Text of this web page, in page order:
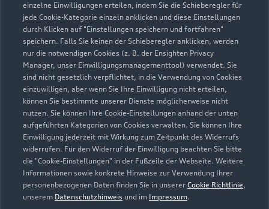
einzelne Einwilligungen erteilen, indem Sie die Schieberegler für
jede Cookie-Kategorie einzeln anklicken und diese Einstellungen
durch Klicken auf "Einstellungen speichern und fortfahren"
speichern. Falls Sie keinen der Schieberegler anklicken, werden
nur die notwendigen Cookies (z. B. der Ensighten Privacy
Manager, unser Einwilligungsmanagementtool) verwendet. Sie
sind nicht gesetzlich verpflichtet, in die Verwendung von Cookies
einzuwilligen, aber wenn Sie Ihre Einwilligung nicht erteilen,
können Sie bestimmte unserer Dienste möglicherweise nicht
nutzen. Sie können Ihre Cookie-Einstellungen anhand der unten
aufgeführten Kategorien von Cookies verwalten. Sie können Ihre
Einwilligung jederzeit mit Wirkung zum Zeitpunkt des Widerrufs
widerrufen. Für den Widerruf der Einwilligung beachten Sie bitte
die "Cookie-Einstellungen" in der Fußzeile der Webseite. Weitere
Informationen sowie konkrete Hinweise zur Verwendung Ihrer
personenbezogenen Daten finden Sie in unserer Cookie Richtlinie,
unserem Datenschutzhinweis und im Impressum.
Modelle
Alle Modelle
Modelle vergleichen
Elektromodelle
Plug-in-Hybride
Kaufen & leasen
Neuwagensuche
Gebrauchtwagen
Geschäftskunden
Service & Zubehör
Saisonale Angebote
Audi Services
Garantie
Audi digital services
Support
Kundenservice
Händlersuche
Audi Code
Über Audi
Unternehmen